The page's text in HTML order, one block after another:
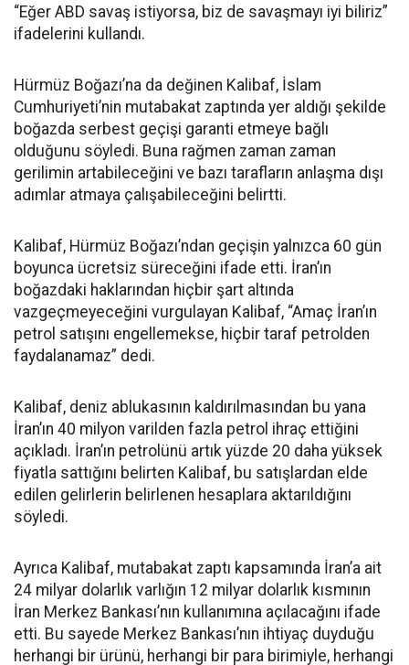
“Eğer ABD savaş istiyorsa, biz de savaşmayı iyi biliriz”
ifadelerini kullandı.
Hürmüz Boğazı’na da değinen Kalibaf, İslam
Cumhuriyeti’nin mutabakat zaptında yer aldığı şekilde
boğazda serbest geçişi garanti etmeye bağlı
olduğunu söyledi. Buna rağmen zaman zaman
gerilimin artabileceğini ve bazı tarafların anlaşma dışı
adımlar atmaya çalışabileceğini belirtti.
Kalibaf, Hürmüz Boğazı’ndan geçişin yalnızca 60 gün
boyunca ücretsiz süreceğini ifade etti. İran’ın
boğazdaki haklarından hiçbir şart altında
vazgeçmeyeceğini vurgulayan Kalibaf, “Amaç İran’ın
petrol satışını engellemekse, hiçbir taraf petrolden
faydalanamaz” dedi.
Kalibaf, deniz ablukasının kaldırılmasından bu yana
İran’ın 40 milyon varilden fazla petrol ihraç ettiğini
açıkladı. İran’ın petrolünü artık yüzde 20 daha yüksek
fiyatla sattığını belirten Kalibaf, bu satışlardan elde
edilen gelirlerin belirlenen hesaplara aktarıldığını
söyledi.
Ayrıca Kalibaf, mutabakat zaptı kapsamında İran’a ait
24 milyar dolarlık varlığın 12 milyar dolarlık kısmının
İran Merkez Bankası’nın kullanımına açılacağını ifade
etti. Bu sayede Merkez Bankası’nın ihtiyaç duyduğu
herhangi bir ürünü, herhangi bir para birimiyle, herhangi